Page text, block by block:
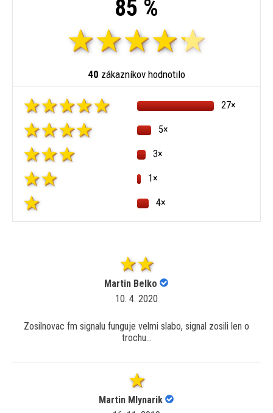
85 %
40 zákazníkov hodnotilo
27×
5×
3×
1×
4×
Martin Belko
10. 4. 2020
Zosilnovac fm signalu funguje velmi slabo, signal zosili len o
trochu...
Martin Mlynarik